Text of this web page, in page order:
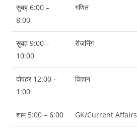
सुबह 6:00 –
8:00
गणित
सुबह 9:00 –
10:00
रीजनिंग
दोपहर 12:00 –
1:00
विज्ञान
शाम 5:00 – 6:00 GK/Current Affairs